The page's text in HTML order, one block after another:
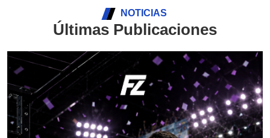
NOTICIAS
Últimas Publicaciones